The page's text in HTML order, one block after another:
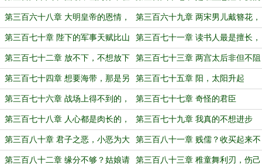
如此邪恶
第三百六十八章 大明皇帝的恩情，
根本还不完
第三百六十九章 两宋男儿戴簪花，
人妖物怪齐卸甲
第三百七十章 陛下的军事天赋比山
还高
第三百七十一章 读书人最是擅长，
杀人不见血
第三百七十二章 放不下，不想放下 第三百七十三章 两宫太后非但不阻
拦，还一起胡闹
第三百七十四章 想要海带，那是另
外的价格
第三百七十五章 阳，太阳升起
第三百七十六章 战场上得不到的，
谈判桌上也休想
第三百七十七章 奇怪的君臣
第三百七十八章 人心都是肉长的，
经不起这样扎
第三百七十九章 我真的不想进步
第三百八十章 君子之恶，小恶为大
恶
第三百八十一章 贱儒？收买起来不
值钱
第三百八十二章 缘分不够？姑娘请 第三百八十三章 稚童舞利刃，伤己